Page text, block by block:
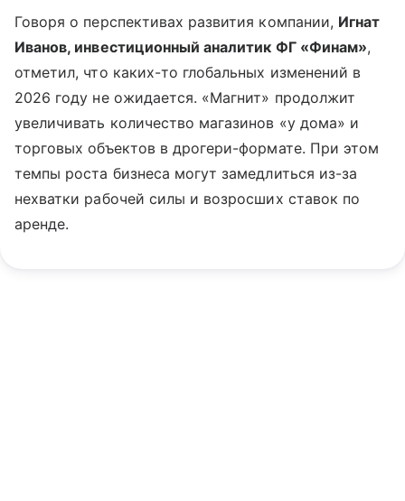
Говоря о перспективах развития компании, Игнат
Иванов, инвестиционный аналитик ФГ «Финам»,
отметил, что каких-то глобальных изменений в
2026 году не ожидается. «Магнит» продолжит
увеличивать количество магазинов «у дома» и
торговых объектов в дрогери-формате. При этом
темпы роста бизнеса могут замедлиться из-за
нехватки рабочей силы и возросших ставок по
аренде.